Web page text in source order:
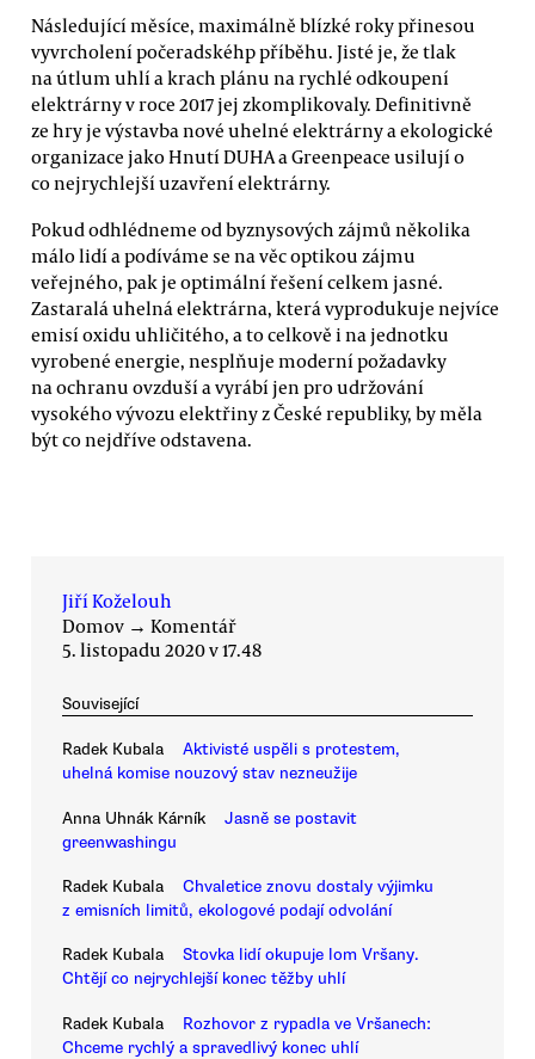
Následující měsíce, maximálně blízké roky přinesou
vyvrcholení počeradskéhp příběhu. Jisté je, že tlak
na útlum uhlí a krach plánu na rychlé odkoupení
elektrárny v roce 2017 jej zkomplikovaly. Definitivně
ze hry je výstavba nové uhelné elektrárny a ekologické
organizace jako Hnutí DUHA a Greenpeace usilují o
co nejrychlejší uzavření elektrárny.
Pokud odhlédneme od byznysových zájmů několika
málo lidí a podíváme se na věc optikou zájmu
veřejného, pak je optimální řešení celkem jasné.
Zastaralá uhelná elektrárna, která vyprodukuje nejvíce
emisí oxidu uhličitého, a to celkově i na jednotku
vyrobené energie, nesplňuje moderní požadavky
na ochranu ovzduší a vyrábí jen pro udržování
vysokého vývozu elektřiny z České republiky, by měla
být co nejdříve odstavena.
Jiří Koželouh
Domov → Komentář
5. listopadu 2020 v 17.48
Související
Radek Kubala
Aktivisté uspěli s protestem,
uhelná komise nouzový stav nezneužije
Anna Uhnák Kárník
Jasně se postavit
greenwashingu
Radek Kubala
Chvaletice znovu dostaly výjimku
z emisních limitů, ekologové podají odvolání
Radek Kubala
Stovka lidí okupuje lom Vršany.
Chtějí co nejrychlejší konec těžby uhlí
Radek Kubala
Rozhovor z rypadla ve Vršanech:
Chceme rychlý a spravedlivý konec uhlí